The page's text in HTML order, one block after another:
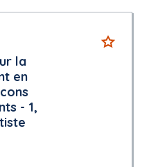
la
en
- 1,